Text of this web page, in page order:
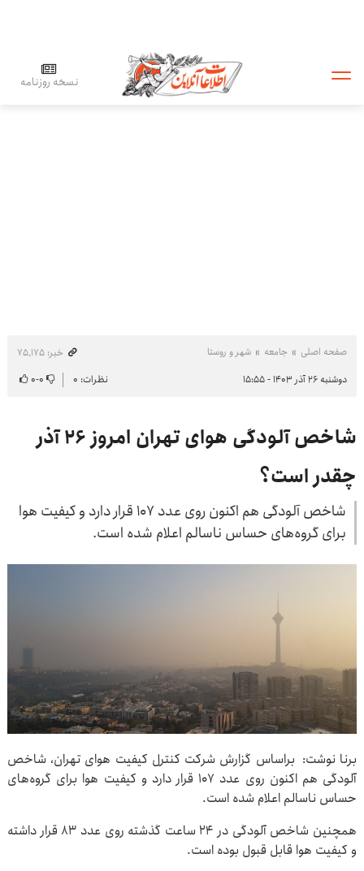
نسخه روزنامه
صفحه اصلی جامعه شهر و روستا
خبر: ۷۵٬۱۷۵
دوشنبه ۲۶ آذر ۱۴۰۳ - ۱۵:۵۵
نظرات: ۰ ۰-۰
شاخص آلودگی هوای تهران امروز ۲۶ آذر
چقدر است؟
شاخص آلودگی هم اکنون روی عدد ۱۰۷ قرار دارد و کیفیت هوا
برای گروه‌های حساس ناسالم اعلام شده است.
برنا نوشت: براساس گزارش شرکت کنترل کیفیت هوای تهران، شاخص
آلودگی هم اکنون روی عدد ۱۰۷ قرار دارد و کیفیت هوا برای گروه‌های
حساس ناسالم اعلام شده است.
همچنین شاخص آلودگی در ۲۴ ساعت گذشته روی عدد ۸۳ قرار داشته
و کیفیت هوا قابل قبول بوده است.